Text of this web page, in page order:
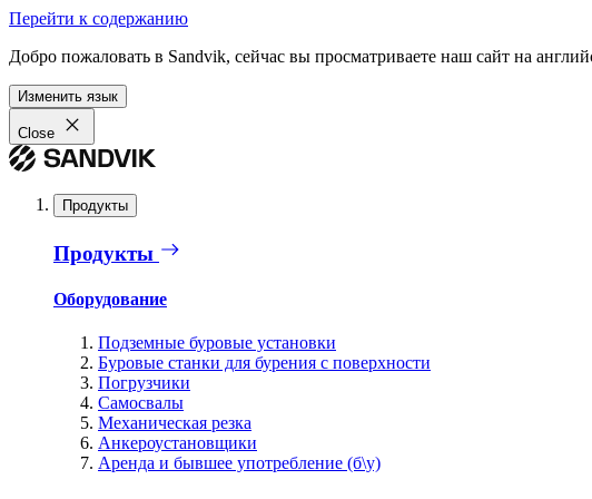
Перейти к содержанию
Добро пожаловать в Sandvik, сейчас вы просматриваете наш сайт на
Изменить язык
Close
Продукты
Продукты
Оборудование
Подземные буровые установки
Буровые станки для бурения с поверхности
Погрузчики
Самосвалы
Механическая резка
Анкероустановщики
Аренда и бывшее употребление (б\у)